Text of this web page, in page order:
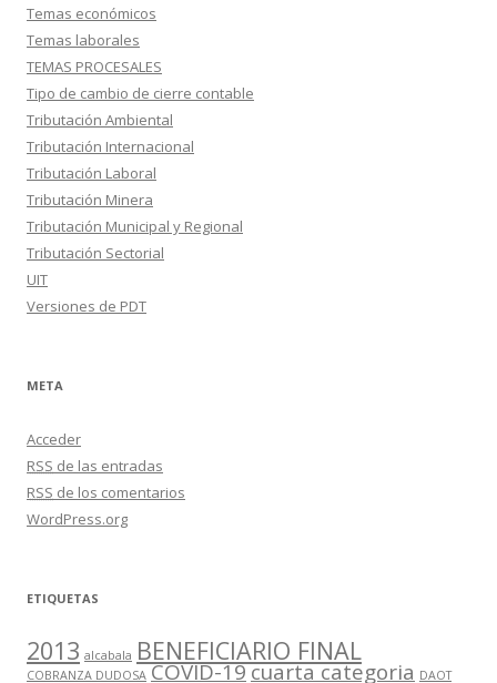
Temas económicos
Temas laborales
TEMAS PROCESALES
Tipo de cambio de cierre contable
Tributación Ambiental
Tributación Internacional
Tributación Laboral
Tributación Minera
Tributación Municipal y Regional
Tributación Sectorial
UIT
Versiones de PDT
META
Acceder
RSS de las entradas
RSS de los comentarios
WordPress.org
ETIQUETAS
2013 alcabala BENEFICIARIO FINAL
COBRANZA DUDOSA COVID-19cuarta categoria DAOT